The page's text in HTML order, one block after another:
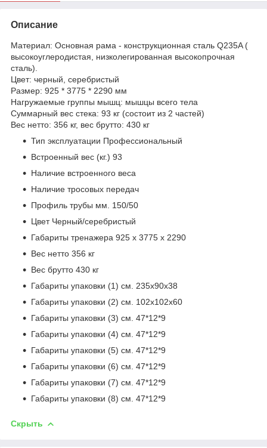
Описание
Материал: Основная рама - конструкционная сталь Q235A (
высокоуглеродистая, низколегированная высокопрочная
сталь).
Цвет: черный, серебристый
Размер: 925 * 3775 * 2290 мм
Нагружаемые группы мышц: мышцы всего тела
Суммарный вес стека: 93 кг (состоит из 2 частей)
Вес нетто: 356 кг, вес брутто: 430 кг
Тип эксплуатации Профессиональный
Встроенный вес (кг.) 93
Наличие встроенного веса
Наличие тросовых передач
Профиль трубы мм. 150/50
Цвет Черный/серебристый
Габариты тренажера 925 х 3775 х 2290
Вес нетто 356 кг
Вес брутто 430 кг
Габариты упаковки (1) см. 235х90х38
Габариты упаковки (2) см. 102х102х60
Габариты упаковки (3) см. 47*12*9
Габариты упаковки (4) см. 47*12*9
Габариты упаковки (5) см. 47*12*9
Габариты упаковки (6) см. 47*12*9
Габариты упаковки (7) см. 47*12*9
Габариты упаковки (8) см. 47*12*9
Скрыть